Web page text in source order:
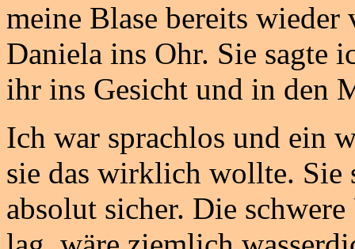
meine Blase bereits
Daniela ins Ohr. Sie sagte
ihr ins Gesicht und in den
Ich war sprachlos und ein
sie das wirklich wollte. Sie
absolut sicher. Die